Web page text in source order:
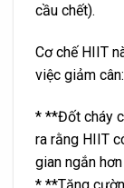
cầu chết).
Cơ chế HIIT
việc giảm cân:
* **Đốt cháy
ra rằng HIIT
gian ngắn